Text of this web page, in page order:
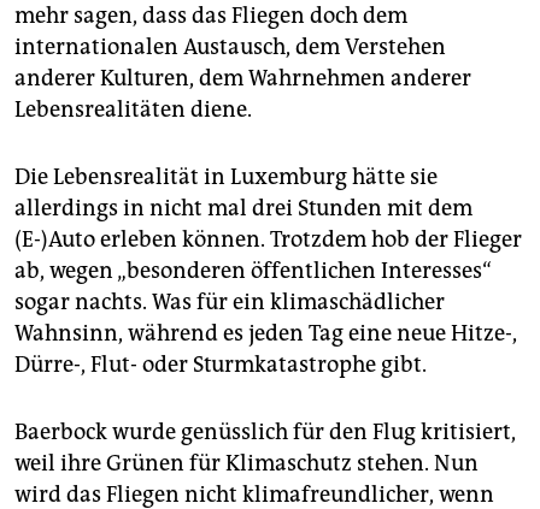
mehr sagen, dass das Fliegen doch dem
internationalen Austausch, dem Verstehen
anderer Kulturen, dem Wahrnehmen anderer
Lebensrealitäten diene.
Die Lebensrealität in Luxemburg hätte sie
allerdings in nicht mal drei Stunden mit dem
(E-)Auto erleben können. Trotzdem hob der Flieger
ab, wegen „besonderen öffentlichen Interesses“
sogar nachts. Was für ein klimaschädlicher
Wahnsinn, während es jeden Tag eine neue Hitze-,
Dürre-, Flut- oder Sturmkatastrophe gibt.
Baerbock wurde genüsslich für den Flug kritisiert,
weil ihre Grünen für Klimaschutz stehen. Nun
wird das Fliegen nicht klimafreundlicher, wenn